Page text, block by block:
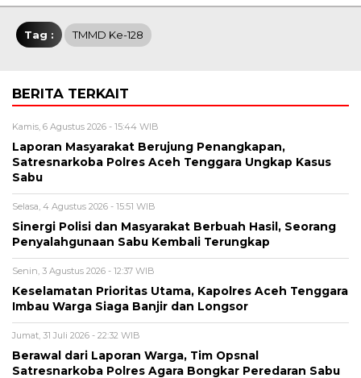
Tag : TMMD Ke-128
BERITA TERKAIT
Kamis, 6 Agustus 2026 - 15:44 WIB
Laporan Masyarakat Berujung Penangkapan,
Satresnarkoba Polres Aceh Tenggara Ungkap Kasus
Sabu
Selasa, 4 Agustus 2026 - 15:51 WIB
Sinergi Polisi dan Masyarakat Berbuah Hasil, Seorang
Penyalahgunaan Sabu Kembali Terungkap
Senin, 3 Agustus 2026 - 12:37 WIB
Keselamatan Prioritas Utama, Kapolres Aceh Tenggara
Imbau Warga Siaga Banjir dan Longsor
Jumat, 31 Juli 2026 - 22:32 WIB
Berawal dari Laporan Warga, Tim Opsnal
Satresnarkoba Polres Agara Bongkar Peredaran Sabu